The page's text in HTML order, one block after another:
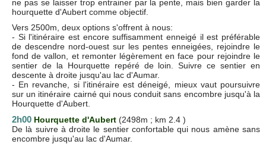
ne pas se laisser trop entrainer par la pente, mais bien garder la
hourquette d'Aubert comme objectif.
Vers 2500m, deux options s'offrent à nous:
- Si l'itinéraire est encore suffisamment enneigé il est préférable
de descendre nord-ouest sur les pentes enneigées, rejoindre le
fond de vallon, et remonter légèrement en face pour rejoindre le
sentier de la Hourquette repéré de loin. Suivre ce sentier en
descente à droite jusqu'au lac d'Aumar.
- En revanche, si l'itinéraire est déneigé, mieux vaut poursuivre
sur un itinéraire cairné qui nous conduit sans encombre jusqu'à la
Hourquette d'Aubert.
2h00 Hourquette d'Aubert (2498m ; km 2.4 )
De là suivre à droite le sentier confortable qui nous amène sans
encombre jusqu'au lac d'Aumar.